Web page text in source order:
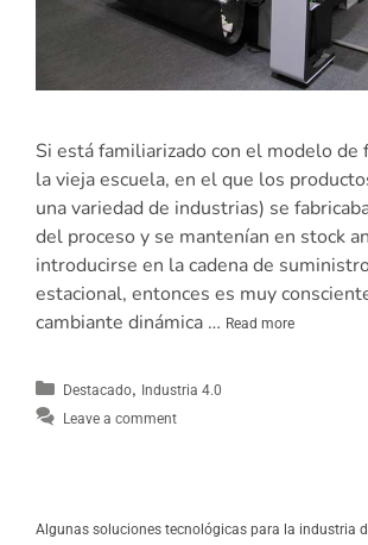
Si está familiarizado con el modelo de
la vieja escuela, en el que los
una variedad de industrias) se
del proceso y se mantenían en stock
introducirse en la cadena de
estacional, entonces es muy
cambiante dinámica … Read more
Destacado, Industria 4.0
Leave a comment
Algunas soluciones tecnológicas para la industria